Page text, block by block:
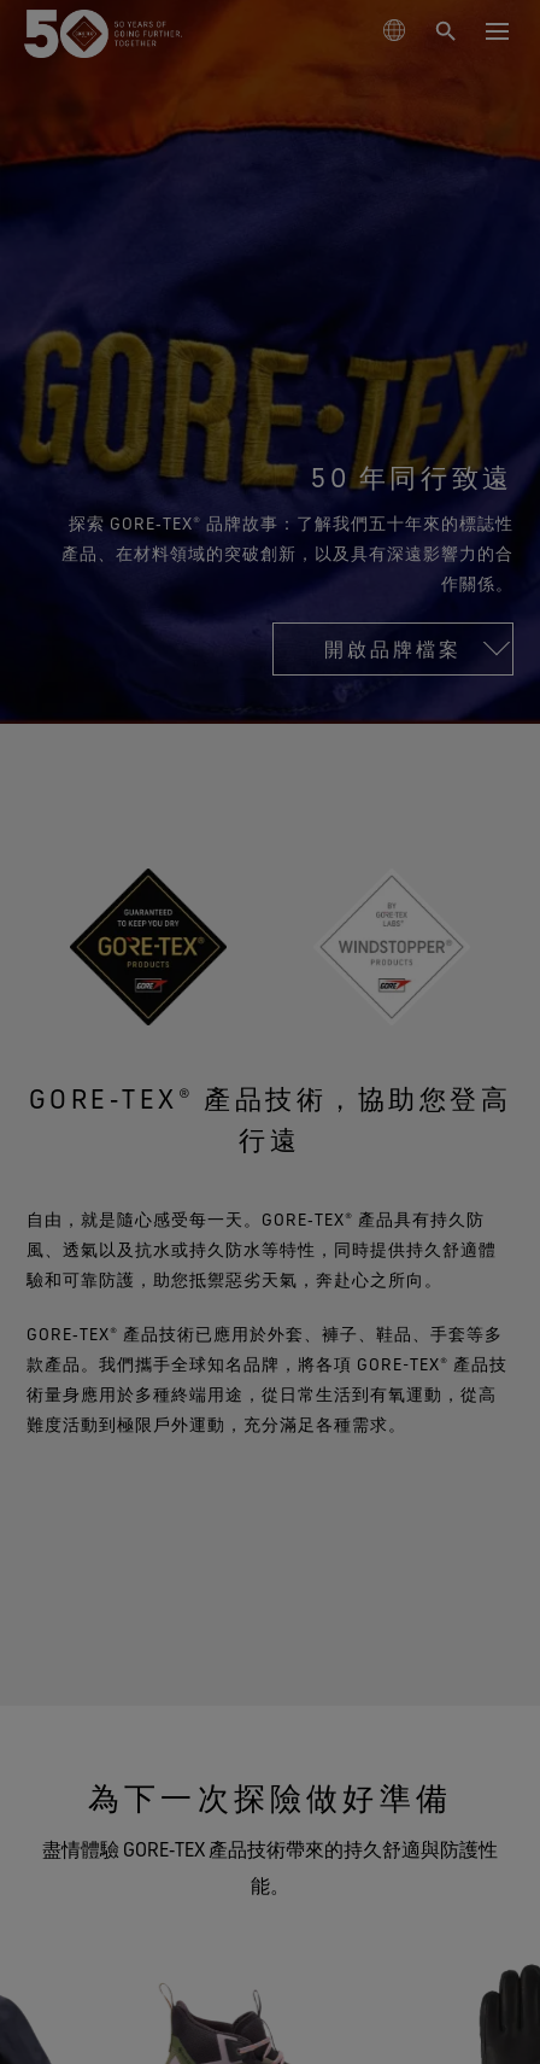
登山
查看所有運動類型
新一代 GORE‑TEX® 產品
我們如何測試
測試GORE‑TEX®外套
測試GORE‑TEX®鞋類
測試GORE‑TEX®手套
GORE‑TEX®產品
專業防水保護
WINDSTOPPER® 產品 by GORE‑TEX LABS®
多功能防護（乾燥環境）
GORE‑TEX® PRO服裝
掌控極限
GORE‑TEX®服裝
WINDSTOPPER®服裝 by GORE‑TEX LABS®
持久防風。高度透氣。
查看所有服裝產品技術
GORE‑TEX® SURROUND®戶外鞋
適合您雙腳的全方位透氣系統
GORE‑TEX® INVISIBLE FIT鞋
您喜歡的舒適貼合感。確保防水，每一英里都變得更美
好。
值得信賴的舒適性與防護性。
查看所有鞋類產品技術
GORE‑TEX®手套
值得信賴的保護和舒適性。
WINDSTOPPER® STRETCH 手套 by GORE‑TEX LABS®
舒適貼合，更強掌控。 靈巧舒適，放心穿戴。
WINDSTOPPER® 手套 by GORE‑TEX LABS®
立足環保，追求性能 (Responsible Performance)
投入科學創新，實踐環保措施。
持久耐用的產品
全方位兼顧
耐用性及打造耐用產品的價值
GORE‑TEX®品牌白皮書已發布。歡迎閱讀，探究耐用性
為何成為戶外產業的關鍵議題。
GORE‑TEX® 品牌迎來 50 週年里程碑
探索精心編撰的品牌發展大事記。
關於我們
合作夥伴
保養與支持
清潔保養說明
防潑水功能
維修資訊
聯繫我們
保證與退貨
50 年同行致遠
探索 GORE‑TEX® 品牌故事：了解我們五十年來的標誌性
產品、在材料領域的突破創新，以及具有深遠影響力的合
作關係。
開啟品牌檔案
GORE‑TEX® 產品技術，協助您登高
行遠
自由，就是隨心感受每一天。GORE‑TEX® 產品具有持久防
風、透氣以及抗水或持久防水等特性，同時提供持久舒適體
驗和可靠防護，助您抵禦惡劣天氣，奔赴心之所向。
GORE‑TEX® 產品技術已應用於外套、褲子、鞋品、手套等多
款產品。我們攜手全球知名品牌，將各項 GORE-TEX® 產品技
術量身應用於多種終端用途，從日常生活到有氧運動，從高
難度活動到極限戶外運動，充分滿足各種需求。
為下一次探險做好準備
盡情體驗 GORE‑TEX 產品技術帶來的持久舒適與防護性
能。